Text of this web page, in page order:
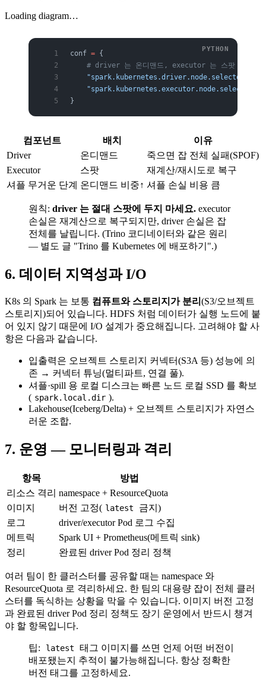
Loading diagram…
conf = {
# driver 는 온디맨드, executor 는 스팟 노드풀
}
컴포넌트 배치
이유
Driver
온디맨드
죽으면 잡 전체 실패(SPOF)
Executor
스팟
재계산/재시도로 복구
셔플 무거운 단계 온디맨드 비중↑ 셔플 손실 비용 큼
원칙: driver 는 절대 스팟에 두지 마세요. executor
손실은 재계산으로 복구되지만, driver 손실은 잡
전체를 날립니다. (Trino 코디네이터와 같은 원리
— 별도 글 "Trino 를 Kubernetes 에 배포하기".)
6. 데이터 지역성과 I/O
K8s 의 Spark 는 보통 컴퓨트와 스토리지가 분리 (S3/오브젝트
스토리지)되어 있습니다. HDFS 처럼 데이터가 실행 노드에 붙
어 있지 않기 때문에 I/O 설계가 중요해집니다. 고려해야 할 사
항은 다음과 같습니다.
입출력은 오브젝트 스토리지 커넥터(S3A 등) 성능에 의
존 → 커넥터 튜닝(멀티파트, 연결 풀).
셔플·spill 용 로컬 디스크는 빠른 노드 로컬 SSD 를 확보
( spark.local.dir ).
Lakehouse(Iceberg/Delta) + 오브젝트 스토리지가 자연스
러운 조합.
7. 운영 — 모니터링과 격리
항목
방법
리소스 격리 namespace + ResourceQuota
이미지
버전 고정( latest
금지)
로그
driver/executor Pod 로그 수집
메트릭
Spark UI + Prometheus(메트릭 sink)
정리
완료된 driver Pod 정리 정책
여러 팀이 한 클러스터를 공유할 때는 namespace 와
ResourceQuota 로 격리하세요. 한 팀의 대용량 잡이 전체 클러
스터를 독식하는 상황을 막을 수 있습니다. 이미지 버전 고정
과 완료된 driver Pod 정리 정책도 장기 운영에서 반드시 챙겨
야 할 항목입니다.
팁: latest
태그 이미지를 쓰면 언제 어떤 버전이
배포됐는지 추적이 불가능해집니다. 항상 정확한
버전 태그를 고정하세요.